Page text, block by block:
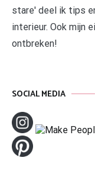
stare' deel ik tips
interieur. Ook mijn
ontbreken!
SOCIAL MEDIA